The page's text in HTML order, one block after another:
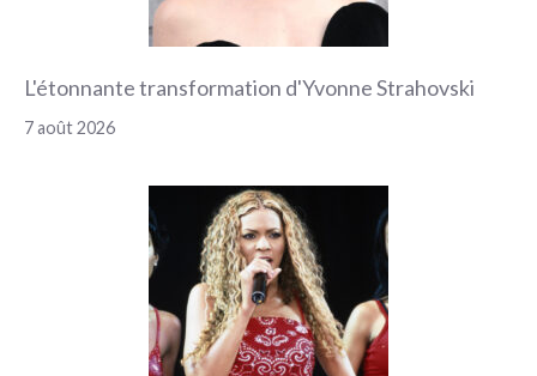
L'étonnante transformation d'Yvonne Strahovski
7 août 2026